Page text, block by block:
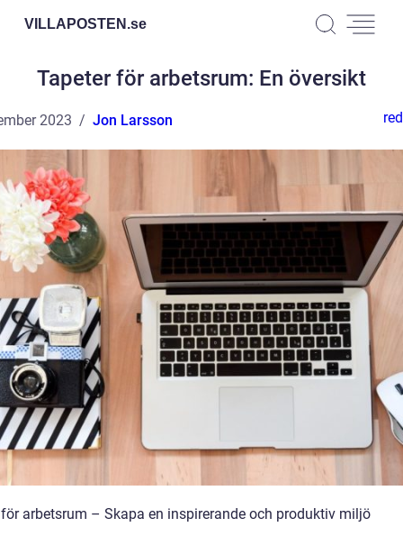
VILLAPOSTEN.se
Tapeter för arbetsrum: En översikt
2023 Jon Larsson
arbetsrum – Skapa en inspirerande och produktiv miljö